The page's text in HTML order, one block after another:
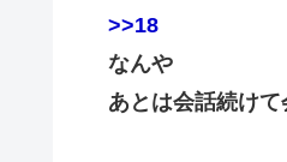
>>18
なんや
あとは会話続け